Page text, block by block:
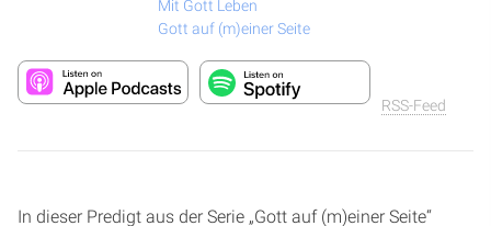
Mit Gott Leben
Gott auf (m)einer Seite
RSS-Feed
In dieser Predigt aus der Serie „Gott auf (m)einer Seite“